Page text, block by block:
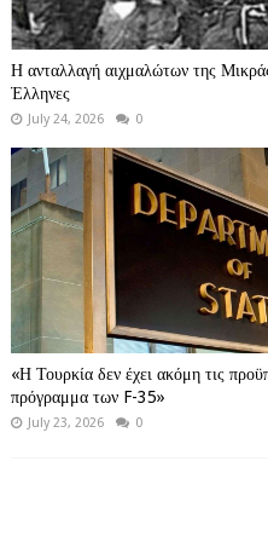
Η ανταλλαγή αιχμαλώτων της
Έλληνες
July 24, 2026 0
«Η Τουρκία δεν έχει ακόμη τις
πρόγραμμα των F-35»
July 23, 2026 0